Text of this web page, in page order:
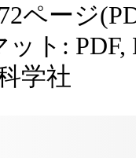
ページ
ット: PDF,
学社